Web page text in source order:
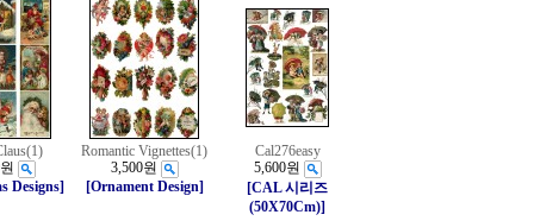
Designs]
Romantic Vignettes(1)
3,500원
[Ornament Design]
Cal276easy
5,600원
[CAL 시리즈
(50X70Cm)]